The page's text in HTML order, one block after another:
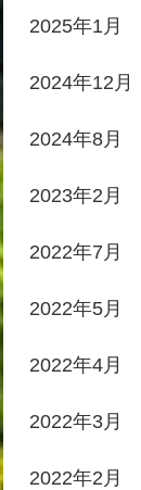
2025年1月
2024年12月
2024年8月
2023年2月
2022年7月
2022年5月
2022年4月
2022年3月
2022年2月